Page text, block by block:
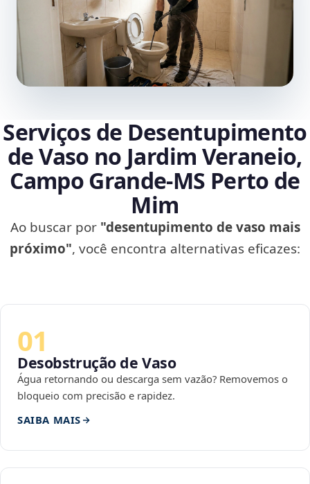
Serviços de Desentupimento
de Vaso no Jardim Veraneio,
Campo Grande‑MS Perto de
Mim
Ao buscar por "desentupimento de vaso mais
próximo", você encontra alternativas eficazes:
01
Desobstrução de Vaso
Água retornando ou descarga sem vazão? Removemos o
bloqueio com precisão e rapidez.
SAIBA MAIS